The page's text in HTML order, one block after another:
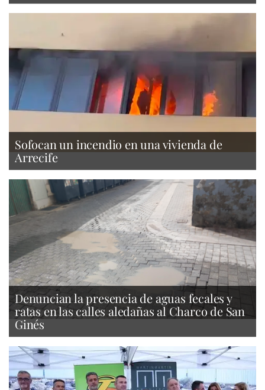
Sofocan un incendio en una vivienda de
Arrecife
Denuncian la presencia de aguas fecales y
ratas en las calles aledañas al Charco de San
Ginés